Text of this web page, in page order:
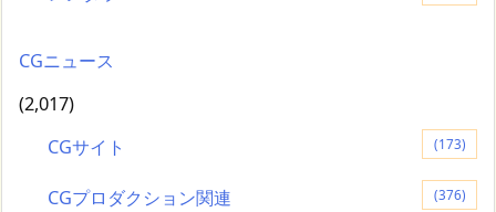
CGニュース
(2,017)
CGサイト
(173)
CGプロダクション関連 (376)